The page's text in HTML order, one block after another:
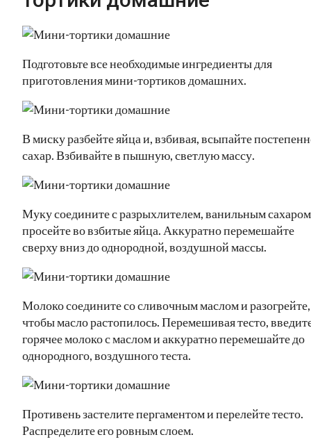
Подготовьте все необходимые ингредиенты для
приготовления мини-тортиков домашних.
В миску разбейте яйца и, взбивая, всыпайте
сахар. Взбивайте в пышную, светлую массу.
Муку соедините с разрыхлителем, ванильным
просейте во взбитые яйца. Аккуратно перемешайте
сверху вниз до однородной, воздушной массы.
Молоко соедините со сливочным маслом и разогрейте,
чтобы масло растопилось. Перемешивая тесто,
горячее молоко с маслом и аккуратно перемешайте до
однородного, воздушного теста.
Противень застелите пергаментом и перелейте тесто.
Распределите его ровным слоем.